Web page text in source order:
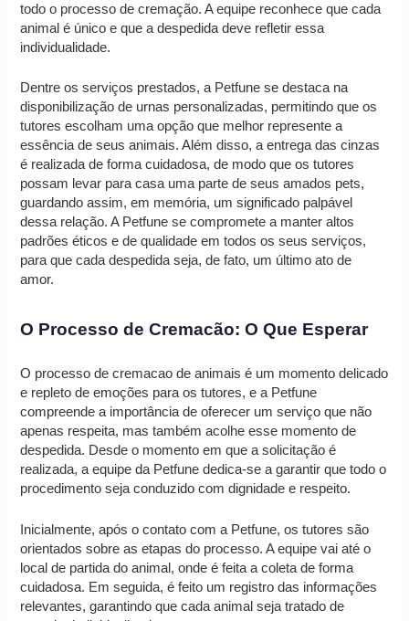
todo o processo de cremação. A equipe reconhece que cada
animal é único e que a despedida deve refletir essa
individualidade.
Dentre os serviços prestados, a Petfune se destaca na
disponibilização de urnas personalizadas, permitindo que os
tutores escolham uma opção que melhor represente a
essência de seus animais. Além disso, a entrega das cinzas
é realizada de forma cuidadosa, de modo que os tutores
possam levar para casa uma parte de seus amados pets,
guardando assim, em memória, um significado palpável
dessa relação. A Petfune se compromete a manter altos
padrões éticos e de qualidade em todos os seus serviços,
para que cada despedida seja, de fato, um último ato de
amor.
O Processo de Cremacão: O Que Esperar
O processo de cremacao de animais é um momento delicado
e repleto de emoções para os tutores, e a Petfune
compreende a importância de oferecer um serviço que não
apenas respeita, mas também acolhe esse momento de
despedida. Desde o momento em que a solicitação é
realizada, a equipe da Petfune dedica-se a garantir que todo o
procedimento seja conduzido com dignidade e respeito.
Inicialmente, após o contato com a Petfune, os tutores são
orientados sobre as etapas do processo. A equipe vai até o
local de partida do animal, onde é feita a coleta de forma
cuidadosa. Em seguida, é feito um registro das informações
relevantes, garantindo que cada animal seja tratado de